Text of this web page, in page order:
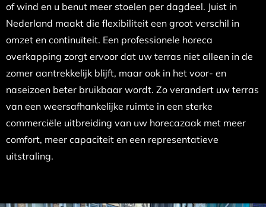
of wind en u benut meer stoelen per dagdeel. Juist in
Nederland maakt die flexibiliteit een groot verschil in
omzet en continuïteit. Een professionele horeca
overkapping zorgt ervoor dat uw terras niet alleen in de
zomer aantrekkelijk blijft, maar ook in het voor- en
naseizoen beter bruikbaar wordt. Zo verandert uw terras
van een weersafhankelijke ruimte in een sterke
commerciële uitbreiding van uw horecazaak met meer
comfort, meer capaciteit en een representatieve
uitstraling.